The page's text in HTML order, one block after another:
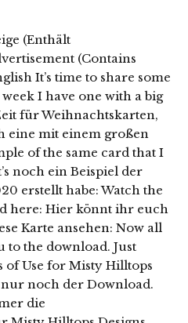
(Enthält
(Contains
It’s time to share some
I have one with a big
für Weihnachtskarten,
eine mit einem großen
of the same card that I
noch ein Beispiel der
erstellt habe: Watch the
here: Hier könnt ihr euch
Karte ansehen: Now all
to the download. Just
Use for Misty Hilltops
nur noch der Download.
die